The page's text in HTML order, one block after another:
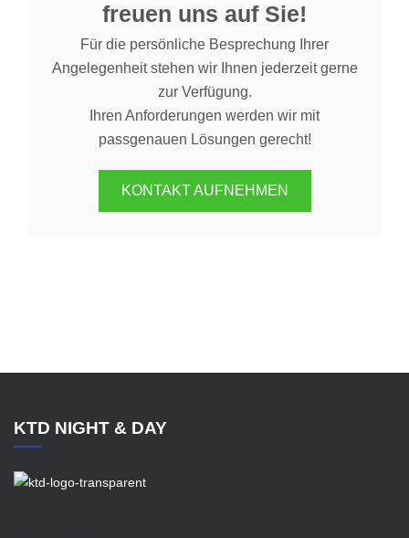
freuen uns auf Sie!
Für die persönliche Besprechung Ihrer
Angelegenheit stehen wir Ihnen jederzeit gerne
zur Verfügung.
Ihren Anforderungen werden wir mit
passgenauen Lösungen gerecht!
KONTAKT AUFNEHMEN
KTD NIGHT & DAY